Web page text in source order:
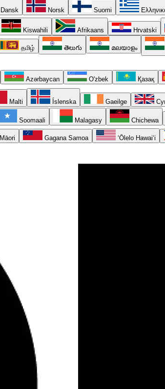
Dansk Norsk Suomi
Kiswahili Afrikaans Hrvatski
தமிழ் తెలుగు മലയാളം
Azərbaycan O'zbek Қазақ
Malti Íslenska Gaeilge
Soomaali Malagasy Chichewa
Māori Gagana Samoa ʻŌlelo Hawaiʻi